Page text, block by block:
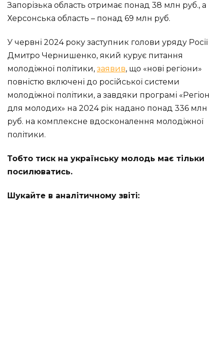
Запорізька область отримає понад 38 млн руб., а
Херсонська область – понад 69 млн руб.
У червні 2024 року заступник голови уряду Росії
Дмитро Чернишенко, який курує питання
молодіжної політики, заявив, що «нові регіони»
повністю включені до російської системи
молодіжної політики, а завдяки програмі «Регіон
для молодих» на 2024 рік надано понад 336 млн
руб. на комплексне вдосконалення молодіжної
політики.
Тобто тиск на українську молодь має тільки
посилюватись.
Шукайте в аналітичному звіті: